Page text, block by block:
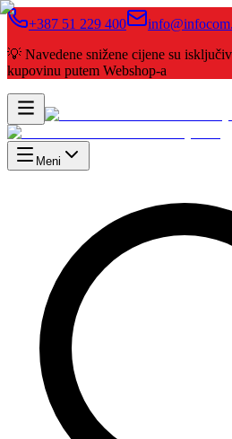
+387 51 229 400
💡 Navedene snižene cijene su
kupovinu putem Webshop-a
Meni